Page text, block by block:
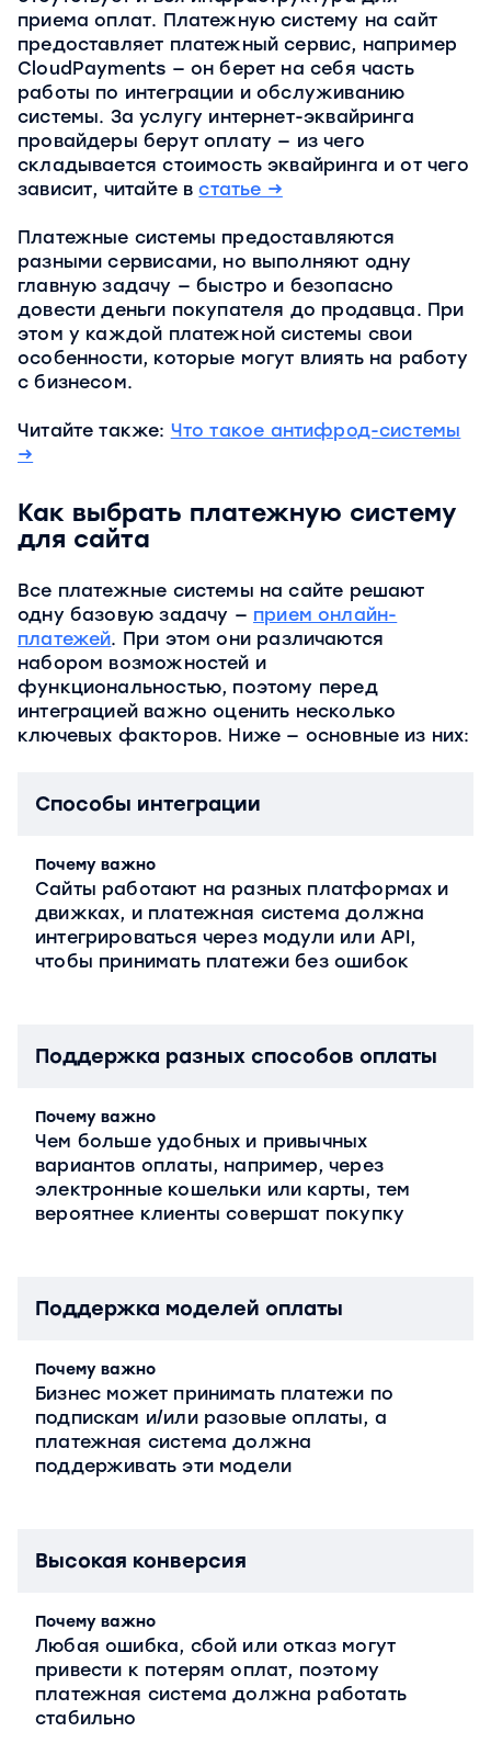
приема оплат. Платежную систему на сайт
предоставляет платежный сервис, например
CloudPayments — он берет на себя часть
работы по интеграции и обслуживанию
системы. За услугу интернет-эквайринга
провайдеры берут оплату — из чего
складывается стоимость эквайринга и от чего
зависит, читайте встатье →
Платежные системы предоставляются
разными сервисами, но выполняют одну
главную задачу — быстро и безопасно
довести деньги покупателя до продавца. При
этом у каждой платежной системы свои
особенности, которые могут влиять на работу
с бизнесом.
Читайте также: Что такое антифрод-системы
→
Как выбрать платежную систему
для сайта
Все платежные системы на сайте решают
одну базовую задачу — прием онлайн-
платежей. При этом они различаются
набором возможностей и
функциональностью, поэтому перед
интеграцией важно оценить несколько
ключевых факторов. Ниже — основные из них:
Способы интеграции
Почему важно
Сайты работают на разных платформах и
движках, и платежная система должна
интегрироваться через модули или API,
чтобы принимать платежи без ошибок
Поддержка разных способов оплаты
Почему важно
Чем больше удобных и привычных
вариантов оплаты, например, через
электронные кошельки или карты, тем
вероятнее клиенты совершат покупку
Поддержка моделей оплаты
Почему важно
Бизнес может принимать платежи по
подпискам и/или разовые оплаты, а
платежная система должна
поддерживать эти модели
Высокая конверсия
Почему важно
Любая ошибка, сбой или отказ могут
привести к потерям оплат, поэтому
платежная система должна работать
стабильно